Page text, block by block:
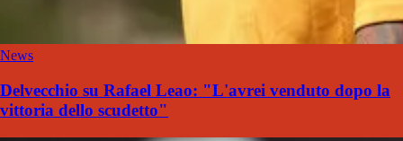
News
Delvecchio su Rafael Leao: "L'avrei venduto dopo la
vittoria dello scudetto"